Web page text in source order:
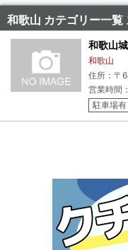
和歌山 カテゴリー一覧
和歌山
和歌山
住所：〒
駐車場有